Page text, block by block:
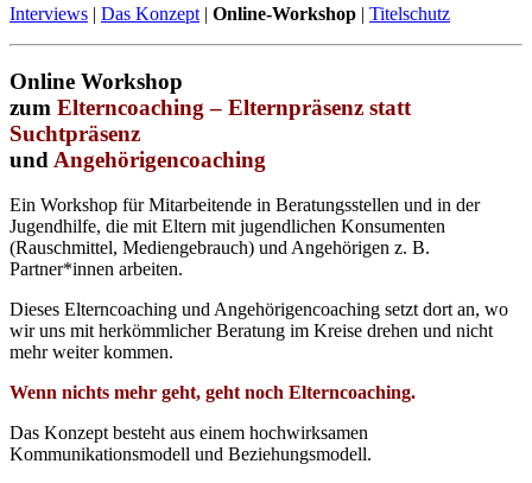
Interviews | Das Konzept | Online-Workshop | Titelschutz
Online Workshop
zum Elterncoaching – Elternpräsenz statt
Suchtpräsenz
und Angehörigencoaching
Ein Workshop für Mitarbeitende in Beratungsstellen und in der
Jugendhilfe, die mit Eltern mit jugendlichen Konsumenten
(Rauschmittel, Mediengebrauch) und Angehörigen z. B.
Partner*innen arbeiten.
Dieses Elterncoaching und Angehörigencoaching setzt dort an, wo
wir uns mit herkömmlicher Beratung im Kreise drehen und nicht
mehr weiter kommen.
Wenn nichts mehr geht, geht noch Elterncoaching.
Das Konzept besteht aus einem hochwirksamen
Kommunikationsmodell und Beziehungsmodell.